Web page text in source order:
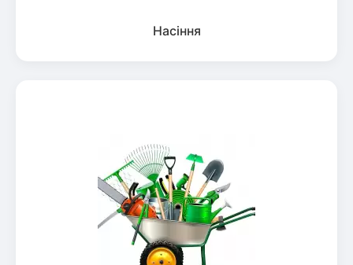
Насіння